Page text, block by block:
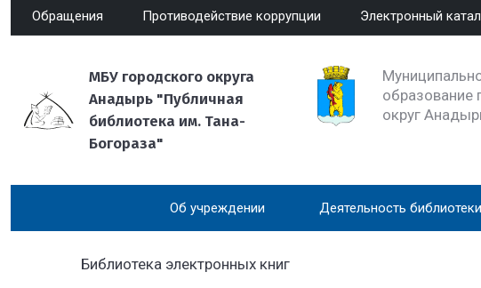
Обращения Противодействие коррупции Электронный
МБУ городского округа
Анадырь "Публичная
библиотека им. Тана-
Богораза"
образование
округ
Об учреждении Деятельность библиотеки
Библиотека электронных книг